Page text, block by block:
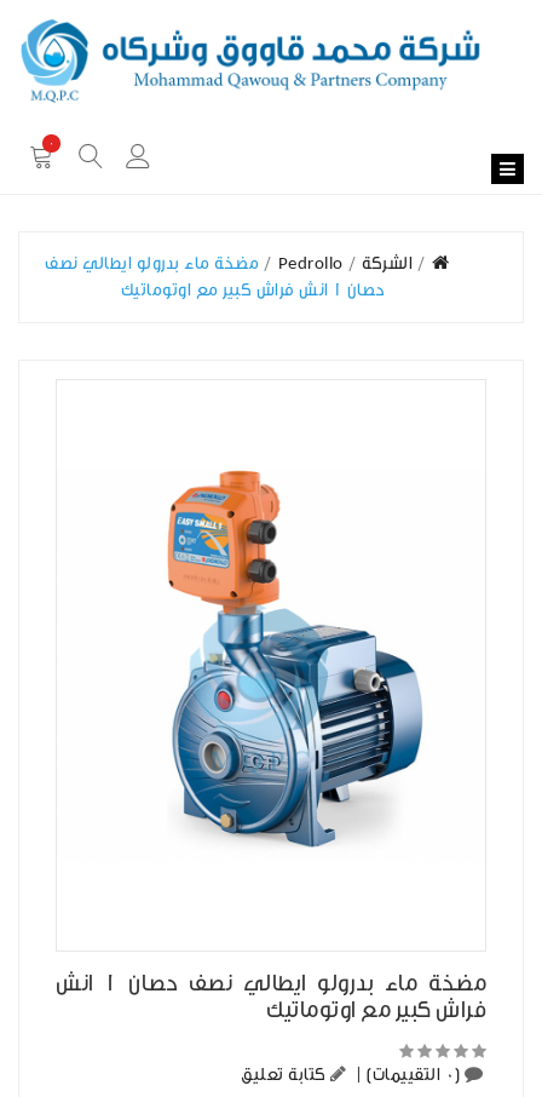
0
الشركة Pedrollo
مضخة ماء بدرولو ايطالي نصف
حصان 1 انش فراش كبير مع اوتوماتيك
مضخة ماء بدرولو ايطالي نصف حصان 1 انش
فراش كبير مع اوتوماتيك
(0 التقييمات) كتابة تعليق